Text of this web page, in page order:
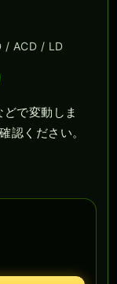
/ ACD / LD
で変動しま
認ください。